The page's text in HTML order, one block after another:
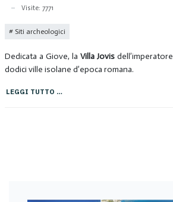
Visite: 7771
Siti archeologici
Dedicata a Giove, la Villa Jovis dell’imperatore
dodici ville isolane d’epoca romana.
LEGGI TUTTO …